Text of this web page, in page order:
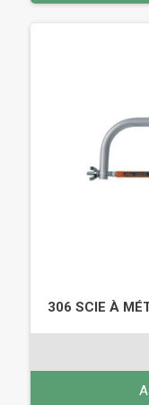
306 SCIE À